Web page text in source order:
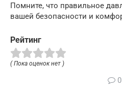
Помните, что правильное
вашей безопасности и
Рейтинг
( Пока оценок нет )
0